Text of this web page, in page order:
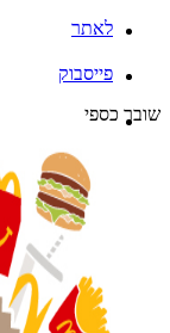
לאתר
פייסבוק
שובר כספי